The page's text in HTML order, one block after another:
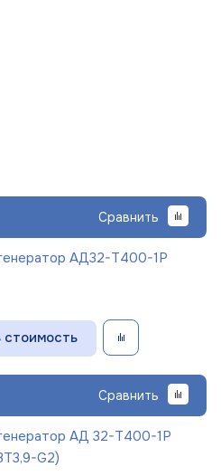
Сравнить
АД32-Т400-1Р
стоимость
Сравнить
АД 32-Т400-1Р
G2)